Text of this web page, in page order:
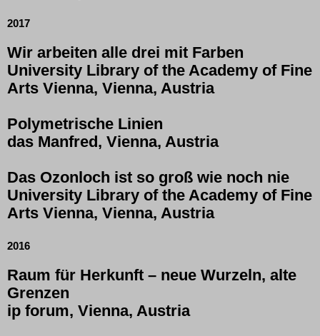
2017
Wir arbeiten alle drei mit Farben
University Library of the Academy of Fine
Arts Vienna, Vienna, Austria
Polymetrische Linien
das Manfred, Vienna, Austria
Das Ozonloch ist so groß wie noch nie
University Library of the Academy of Fine
Arts Vienna, Vienna, Austria
2016
Raum für Herkunft – neue Wurzeln, alte
Grenzen
ip forum, Vienna, Austria